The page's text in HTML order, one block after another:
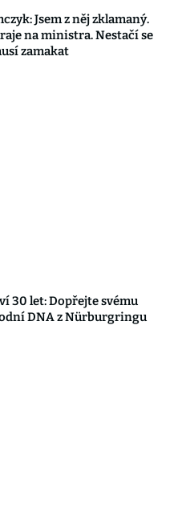
Jsem z něj zklamaný.
na ministra. Nestačí se
zamakat
30 let: Dopřejte svému
DNA z Nürburgringu